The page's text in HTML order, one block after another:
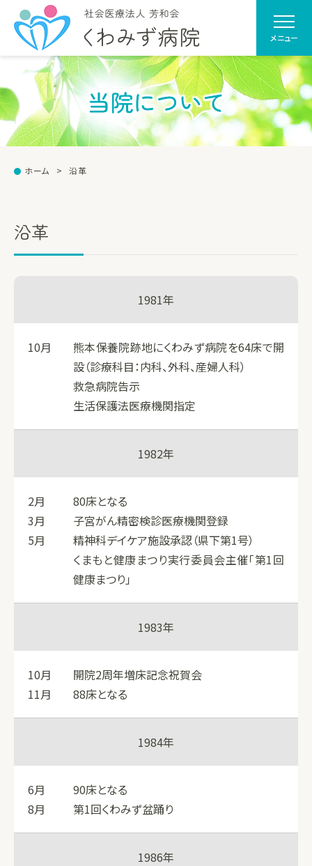
メニュー
当院について
ホーム 沿革
沿革
1981年
10月
熊本保養院跡地にくわみず病院を64床で開
設（診療科目：内科、外科、産婦人科）
救急病院告示
生活保護法医療機関指定
1982年
2月
80床となる
3月
子宮がん精密検診医療機関登録
5月
精神科デイケア施設承認（県下第1号）
くまもと健康まつり実行委員会主催「第1回
健康まつり」
1983年
10月
開院2周年増床記念祝賀会
11月
88床となる
1984年
6月
90床となる
8月
第1回くわみず盆踊り
1986年